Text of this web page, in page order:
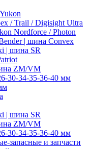
/ Trail / Digisight Ultra
Nordforce / Photon
| шина Convex
| шина SR
ZM/VM
30-34-35-36-40 мм
| шина SR
ZM/VM
30-34-35-36-40 мм
запасные и запчасти